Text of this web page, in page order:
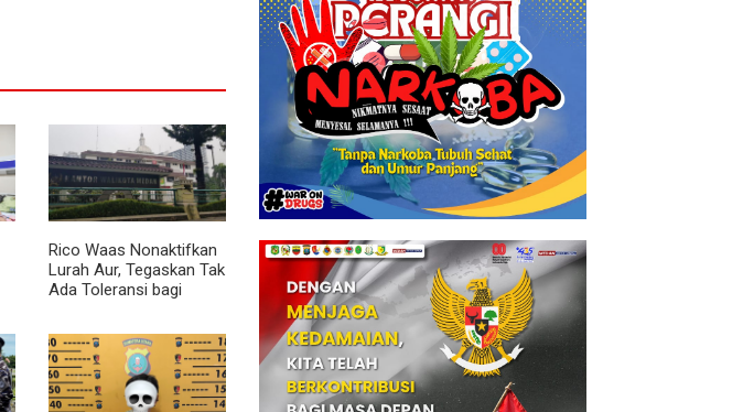
Rico Waas Nonaktifkan
Lurah Aur, Tegaskan Tak
Ada Toleransi bagi
Wewenang